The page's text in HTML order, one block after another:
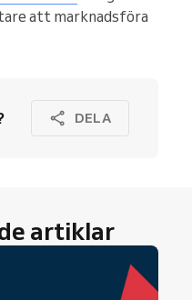
att marknadsföra
DELA
artiklar